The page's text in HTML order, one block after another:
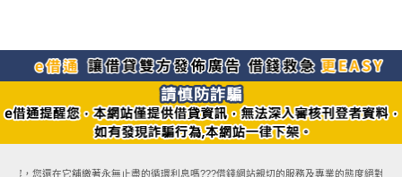
案，您還在它舖繳著永無止盡的循環利息嗎???借錢網站親切的服務及專業的態度絕對